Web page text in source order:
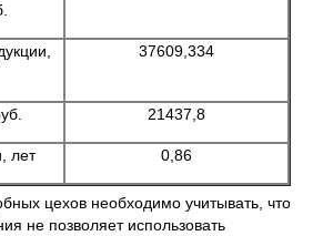
37609,334
21437,8
лет 0,86
цехов необходимо учитывать, что
не позволяет использовать